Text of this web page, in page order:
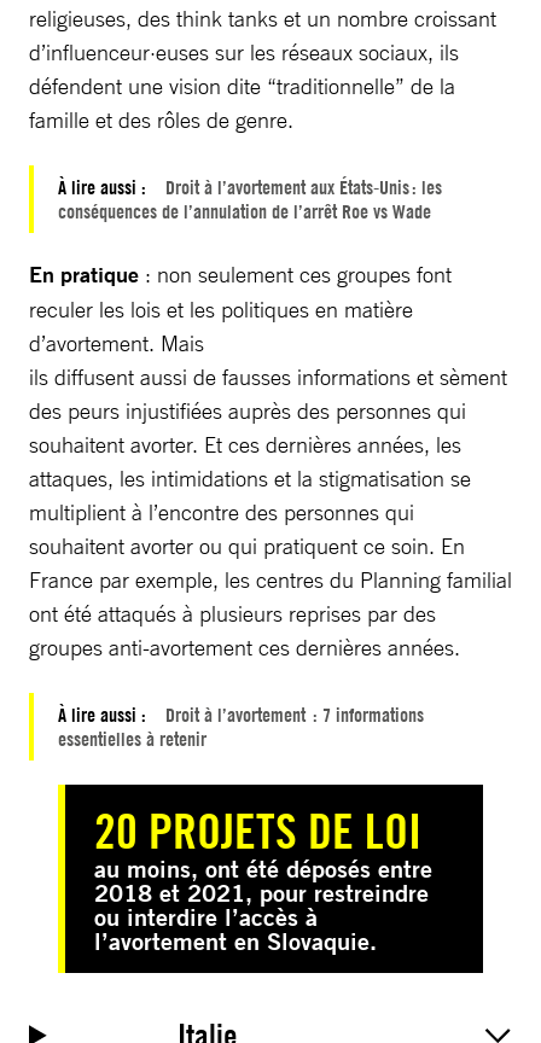
religieuses, des think tanks et un nombre croissant
d’influenceur·euses sur les réseaux sociaux, ils
défendent une vision dite “traditionnelle” de la
famille et des rôles de genre.
À lire aussi :
Droit à l’avortement aux États-Unis : les
conséquences de l’annulation de l’arrêt Roe vs Wade
En pratique : non seulement ces groupes font
reculer les lois et les politiques en matière
d’avortement. Mais
ils diffusent aussi de fausses informations et sèment
des peurs injustifiées auprès des personnes qui
souhaitent avorter. Et ces dernières années, les
attaques, les intimidations et la stigmatisation se
multiplient à l’encontre des personnes qui
souhaitent avorter ou qui pratiquent ce soin. En
France par exemple, les centres du Planning familial
ont été attaqués à plusieurs reprises par des
groupes anti-avortement ces dernières années.
À lire aussi :
Droit à l’avortement : 7 informations
essentielles à retenir
20 PROJETS DE LOI
au moins, ont été déposés entre
2018 et 2021, pour restreindre
ou interdire l’accès à
l’avortement en Slovaquie.
Italie